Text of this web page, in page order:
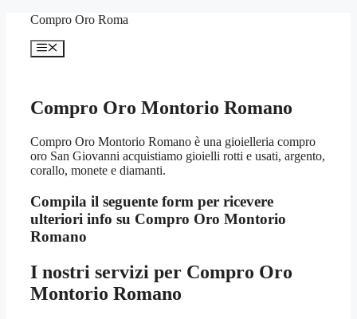
contenuto
Compro Oro Roma
Menu
Compro Oro Montorio Romano
Compro Oro Montorio Romano è una gioielleria compro
oro San Giovanni acquistiamo gioielli rotti e usati, argento,
corallo, monete e diamanti.
Compila il seguente form per ricevere
ulteriori info su Compro Oro Montorio
Romano
I nostri servizi per Compro Oro
Montorio Romano